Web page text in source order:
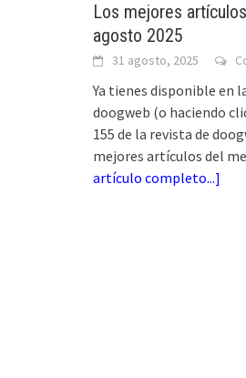
Los mejores
agosto 2025
31 agosto, 2025
Ya tienes disponible en
doogweb (o haciendo
155 de la revista de
mejores artículos del
artículo completo...]